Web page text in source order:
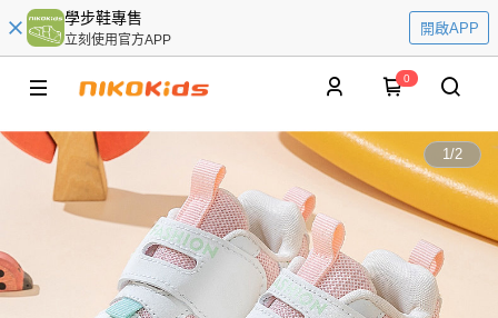
學步鞋專售
立刻使用官方APP
開啟APP
0
1/2